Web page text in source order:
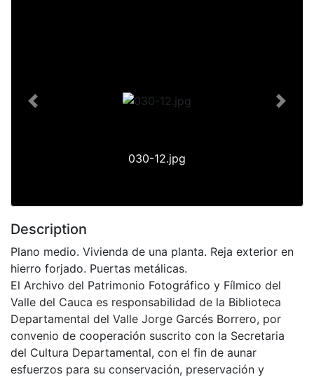
030-12.jpg
Previous Next
Description
Plano medio. Vivienda de una planta. Reja exterior en
hierro forjado. Puertas metálicas.
El Archivo del Patrimonio Fotográfico y Fílmico del
Valle del Cauca es responsabilidad de la Biblioteca
Departamental del Valle Jorge Garcés Borrero, por
convenio de cooperación suscrito con la Secretaria
del Cultura Departamental, con el fin de aunar
esfuerzos para su conservación, preservación y